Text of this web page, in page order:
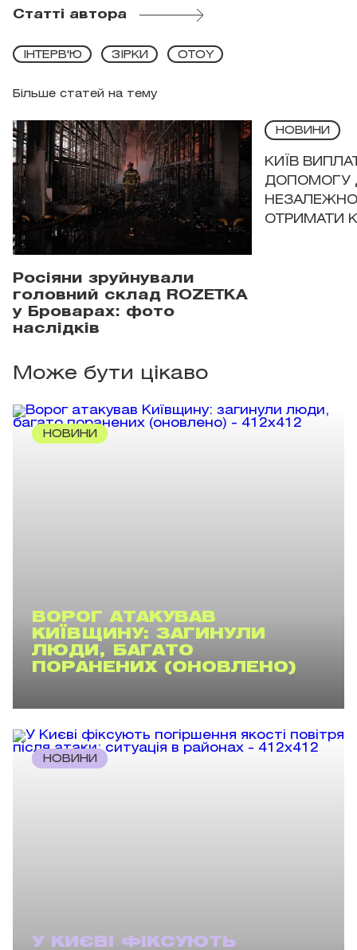
Статті автора
Більше статей на тему
ІНТЕРВ'Ю ЗІРКИ OTOY
Росіяни зруйнували
головний склад ROZETKA
у Броварах: фото
наслідків
НОВИНИ
КИЇВ
ДОПОМОГУ
ОТРИМАТИ
Може бути цікаво
НОВИНИ
ВОРОГ АТАКУВАВ
КИЇВЩИНУ: ЗАГИНУЛИ
ЛЮДИ, БАГАТО
ПОРАНЕНИХ (ОНОВЛЕНО)
НОВИНИ
У КИЄВІ ФІКСУЮТЬ